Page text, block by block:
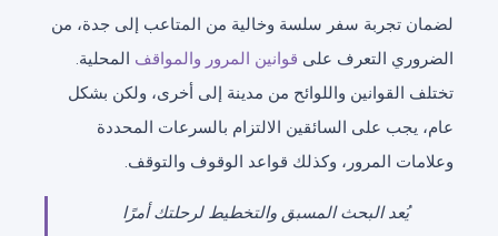
لضمان تجربة سفر سلسة وخالية من المتاعب إلى جدة، من
الضروري التعرف على قوانين المرور والمواقف المحلية.
تختلف القوانين واللوائح من مدينة إلى أخرى، ولكن بشكل
عام، يجب على السائقين الالتزام بالسرعات المحددة
وعلامات المرور، وكذلك قواعد الوقوف والتوقف.
يُعد البحث المسبق والتخطيط لرحلتك أمرًا